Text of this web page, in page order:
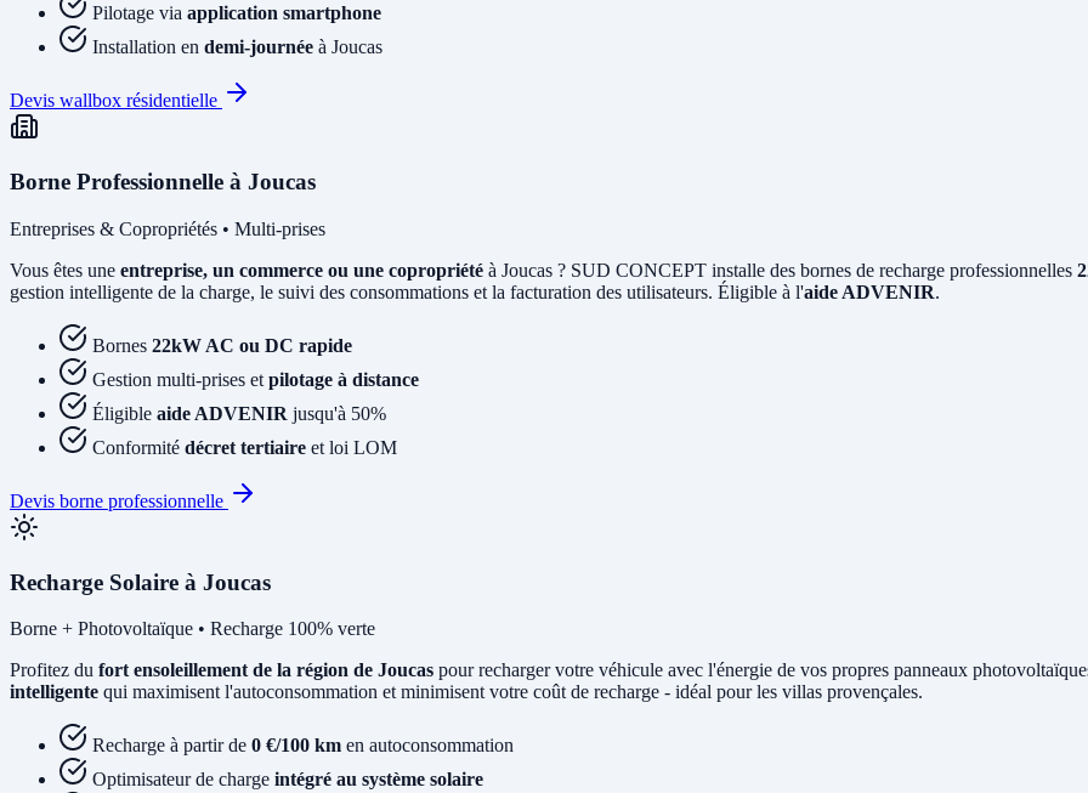
Pilotage via application smartphone
Installation en demi-journée à Joucas
Devis wallbox résidentielle
Borne Professionnelle à Joucas
Entreprises & Copropriétés • Multi-prises
Vous êtes une entreprise, un commerce ou une copropriété à Joucas ? SUD CONCEPT installe des bornes de recharge professionnelles
gestion intelligente de la charge, le suivi des consommations et la facturation des utilisateurs. Éligible à l'aide ADVENIR.
Bornes 22kW AC ou DC rapide
Gestion multi-prises et pilotage à distance
Éligible aide ADVENIR jusqu'à 50%
Conformité décret tertiaire et loi LOM
Devis borne professionnelle
Recharge Solaire à Joucas
Borne + Photovoltaïque • Recharge 100% verte
Profitez du fort ensoleillement de la région de Joucas pour recharger votre véhicule avec l'énergie de vos propres panneaux
intelligente qui maximisent l'autoconsommation et minimisent votre coût de recharge - idéal pour les villas provençales.
Recharge à partir de 0 €/100 km en autoconsommation
Optimisateur de charge intégré au système solaire